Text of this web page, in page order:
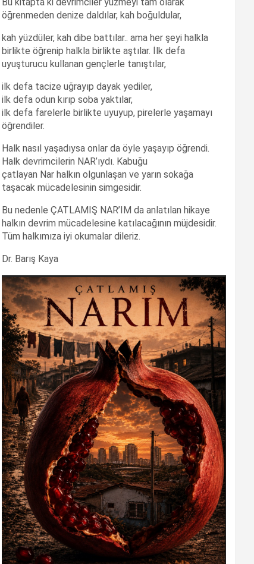
öğrenmeden denize daldılar, kah boğuldular,
kah yüzdüler, kah dibe battılar.. ama her şeyi halkla
birlikte öğrenip halkla birlikte aştılar. İlk defa
uyuşturucu kullanan gençlerle tanıştılar,
ilk defa tacize uğrayıp dayak yediler,
ilk defa odun kırıp soba yaktılar,
ilk defa farelerle birlikte uyuyup, pirelerle yaşamayı
öğrendiler.
Halk nasıl yaşadıysa onlar da öyle yaşayıp öğrendi.
Halk devrimcilerin NAR’ıydı. Kabuğu
çatlayan Nar halkın olgunlaşan ve yarın sokağa
taşacak mücadelesinin simgesidir.
Bu nedenle ÇATLAMIŞ NAR’IM da anlatılan hikaye
halkın devrim mücadelesine katılacağının müjdesidir.
Tüm halkımıza iyi okumalar dileriz.
Dr. Barış Kaya